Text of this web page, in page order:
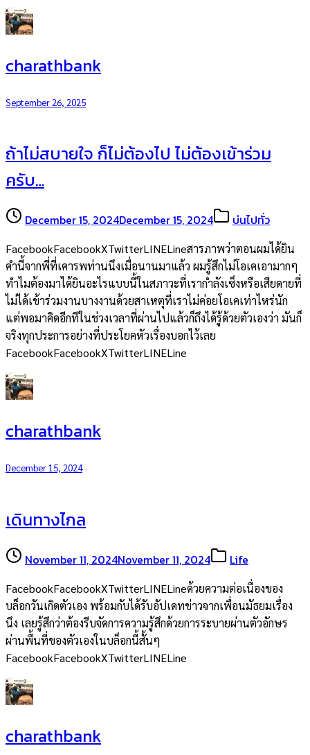
charathbank
September 26, 2025
ถ้าไม่สบายใจ ก็ไม่ต้องไป ไม่ต้องเข้าร่วม
ครับ…
December 15, 2024December 15, 2024 บ่นไปทั่ว
FacebookFacebookXTwitterLINELineสารภาพว่าตอนผมได้ยิน
คำนี้จากพี่ที่เคารพท่านนึงเมื่อนานมาแล้ว ผมรู้สึกไม่โอเคเอามากๆ
ทำไมต้องมาได้ยินอะไรแบบนี้ในสภาวะที่เรากำลังเซ็งหรือเสียดายที่
ไม่ได้เข้าร่วมงานบางงานด้วยสาเหตุที่เราไม่ค่อยโอเคเท่าไหร่นัก
แต่พอมาคิดอีกทีในช่วงเวลาที่ผ่านไปแล้วก็ถึงได้รู้ด้วยตัวเองว่า มันก็
จริงทุกประการอย่างที่ประโยคหัวเรื่องบอกไว้เลย
FacebookFacebookXTwitterLINELine
charathbank
December 15, 2024
เดินทางไกล
November 11, 2024November 11, 2024 Life
FacebookFacebookXTwitterLINELineด้วยความต่อเนื่องของ
บล็อกวันเกิดตัวเอง พร้อมกับได้รับอัปเดทข่าวจากเพื่อนมัธยมเรื่อง
นึง เลยรู้สึกว่าต้องรีบจัดการความรู้สึกด้วยการระบายผ่านตัวอักษร
ผ่านพื้นที่ของตัวเองในบล็อกนี้สั้นๆ
FacebookFacebookXTwitterLINELine
charathbank